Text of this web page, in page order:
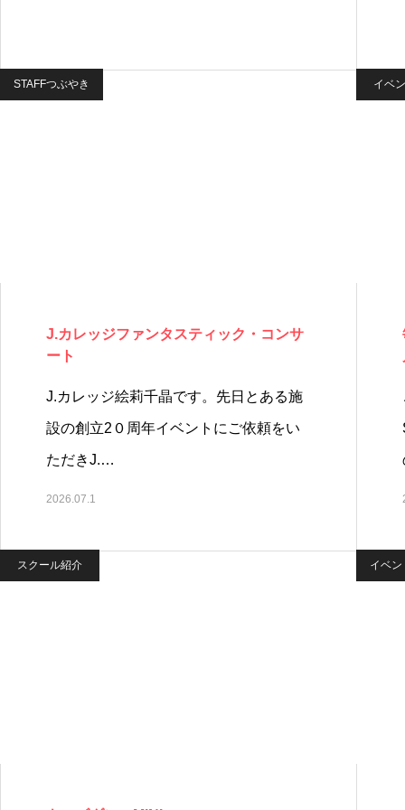
STAFFつぶやき
J.カレッジファンタスティック・コンサ
ート
J.カレッジ絵莉千晶です。先日とある施
設の創立2０周年イベントにご依頼をい
ただきJ.…
2026.07.1
イベ
スクール紹介 イベ